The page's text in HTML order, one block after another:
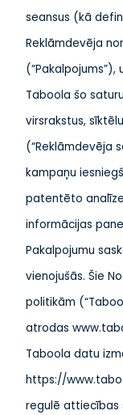
seansus (kā
Reklāmdevēja
Taboola šo
virsrakstus,
(“Reklāmdevēja
kampaņu
patentēto
informācijas
Pakalpojumu
vienojušās. Šie
politikām
atrodas
Taboola datu
https://
regulē attiecības